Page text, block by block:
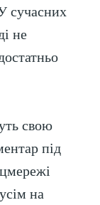
сучасних
не
свою
під
на